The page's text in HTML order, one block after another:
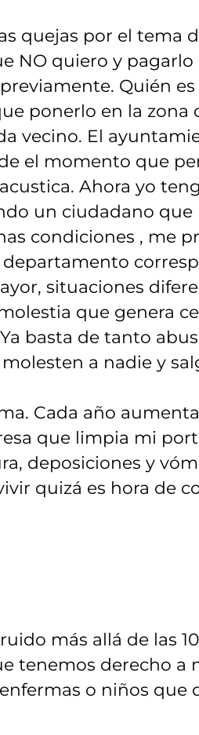
quejas por el tema
NO quiero y
Quién
ponerlo en la zona
vecino. El
el momento que
Ahora yo
un ciudadano que
condiciones , me
situaciones
que genera
basta de tanto
a nadie y
Cada año
que limpia mi
deposiciones y
quizá es hora de
más allá de las
tenemos derecho a
o niños que